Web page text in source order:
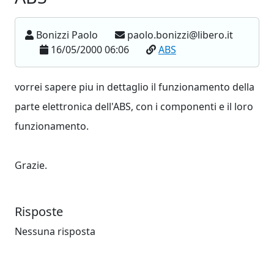
Bonizzi Paolo
paolo.bonizzi@libero.it
16/05/2000 06:06
ABS
vorrei sapere piu in dettaglio il funzionamento della
parte elettronica dell'ABS, con i componenti e il loro
funzionamento.
Grazie.
Risposte
Nessuna risposta